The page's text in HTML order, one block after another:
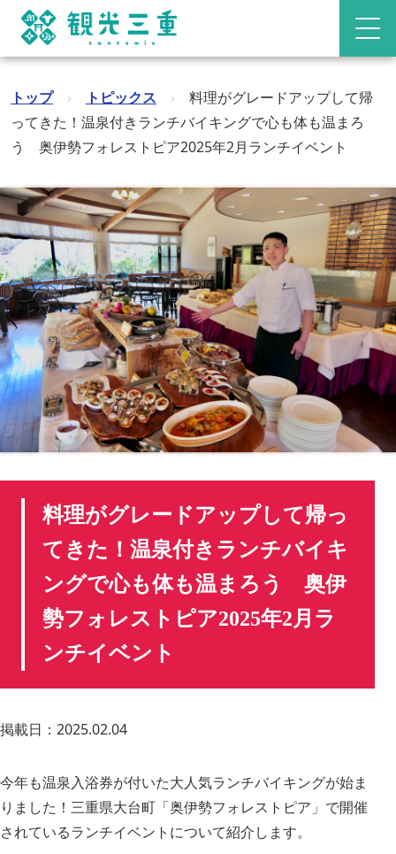
トップ › トピックス ›
料理がグレードアップして帰
ってきた！温泉付きランチバイキングで心も体も温まろ
う 奥伊勢フォレストピア2025年2月ランチイベント
料理がグレードアップして帰っ
てきた！温泉付きランチバイキ
ングで心も体も温まろう 奥伊
勢フォレストピア2025年2月ラ
ンチイベント
掲載日：2025.02.04
今年も温泉入浴券が付いた大人気ランチバイキングが始ま
りました！三重県大台町「奥伊勢フォレストピア」で開催
されているランチイベントについて紹介します。